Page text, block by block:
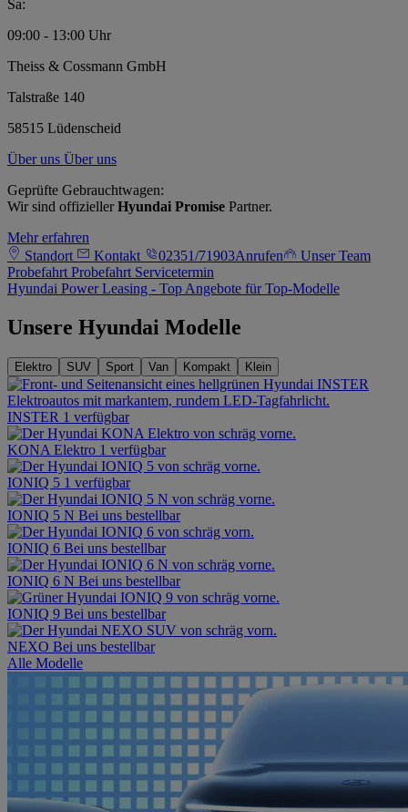
Sa:
09:00 - 13:00 Uhr
Theiss & Cossmann GmbH
Talstraße 140
58515 Lüdenscheid
Über uns Über uns
Geprüfte Gebrauchtwagen:
Wir sind offiziellerHyundai Promise Partner.
Mehr erfahren
Standort
Kontakt 02351/71903Anrufen
Unser Team
Probefahrt Probefahrt Servicetermin
Hyundai Power Leasing - Top Angebote für Top-Modelle
Unsere Hyundai Modelle
Elektro SUV Sport Van Kompakt Klein
INSTER 1 verfügbar
KONA Elektro 1 verfügbar
IONIQ 5 1 verfügbar
IONIQ 5 N Bei uns bestellbar
IONIQ 6 Bei uns bestellbar
IONIQ 6 N Bei uns bestellbar
IONIQ 9 Bei uns bestellbar
NEXO Bei uns bestellbar
Alle Modelle